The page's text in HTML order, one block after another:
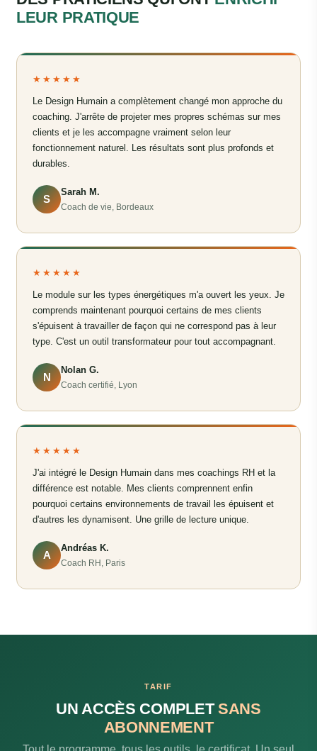
LEUR PRATIQUE
★★★★★
Le Design Humain a complètement changé mon approche du
coaching. J'arrête de projeter mes propres schémas sur mes
clients et je les accompagne vraiment selon leur
fonctionnement naturel. Les résultats sont plus profonds et
durables.
S
Sarah M.
Coach de vie, Bordeaux
★★★★★
Le module sur les types énergétiques m'a ouvert les yeux. Je
comprends maintenant pourquoi certains de mes clients
s'épuisent à travailler de façon qui ne correspond pas à leur
type. C'est un outil transformateur pour tout accompagnant.
N
Nolan G.
Coach certifié, Lyon
★★★★★
J'ai intégré le Design Humain dans mes coachings RH et la
différence est notable. Mes clients comprennent enfin
pourquoi certains environnements de travail les épuisent et
d'autres les dynamisent. Une grille de lecture unique.
A
Andréas K.
Coach RH, Paris
TARIF
UN ACCÈS COMPLETSANS
ABONNEMENT